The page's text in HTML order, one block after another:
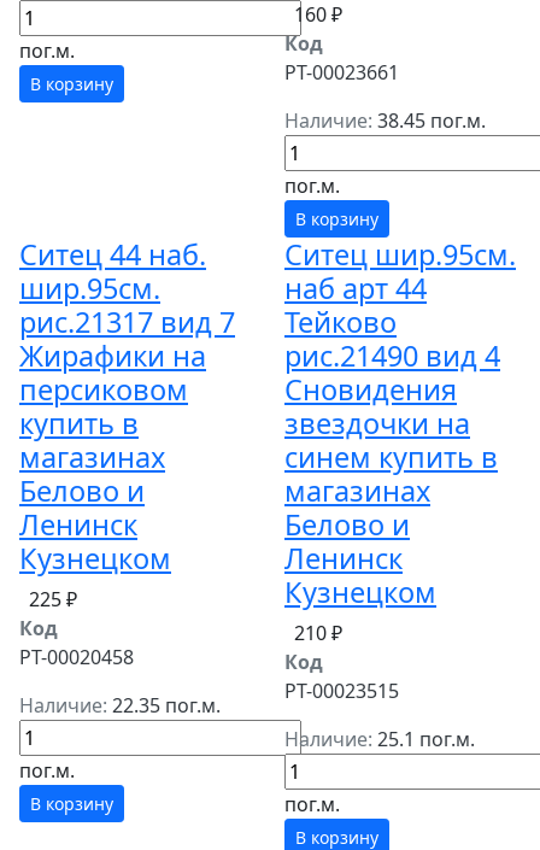
пог.м.
В корзину
160 ₽
Код
РТ-00023661
Наличие: 38.45 пог.м.
пог.м.
В корзину
Ситец 44 наб.
шир.95см.
рис.21317 вид 7
Жирафики на
персиковом
купить в
магазинах
Белово и
Ленинск
Кузнецком
225 ₽
Код
РТ-00020458
Наличие: 22.35 пог.м.
пог.м.
В корзину
Ситец шир.95см.
наб арт 44
Тейково
рис.21490 вид 4
Сновидения
звездочки на
синем купить в
магазинах
Белово и
Ленинск
Кузнецком
210 ₽
Код
РТ-00023515
Наличие: 25.1 пог.м.
пог.м.
В корзину